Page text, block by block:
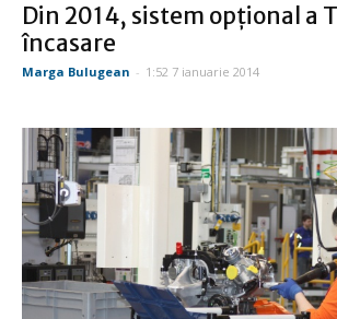
Din 2014, sistem opţional a
încasare
Marga Bulugean - 1:52 7 ianuarie 2014